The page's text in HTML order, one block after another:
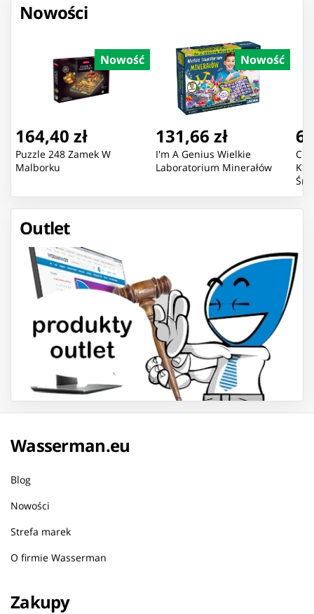
Nowości
Nowość
164,40 zł
Puzzle 248 Zamek W
Malborku
Nowość
131,66 zł
I'm A Genius Wielkie
Laboratorium Minerałów
Outlet
Wasserman.eu
Blog
Nowości
Strefa marek
O firmie Wasserman
Zakupy